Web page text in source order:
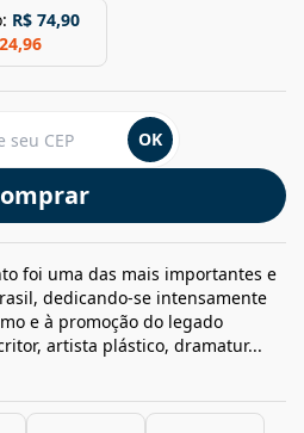
R$ 74,90
OK
foi uma das mais importantes e
dedicando-se intensamente
e à promoção do legado
artista plástico, dramatur...